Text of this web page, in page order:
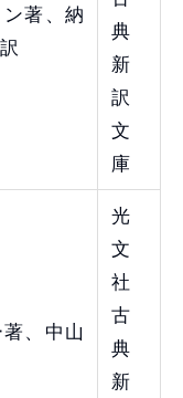
著、納
典
新
訳
文
庫
、中山
光
文
社
古
典
新